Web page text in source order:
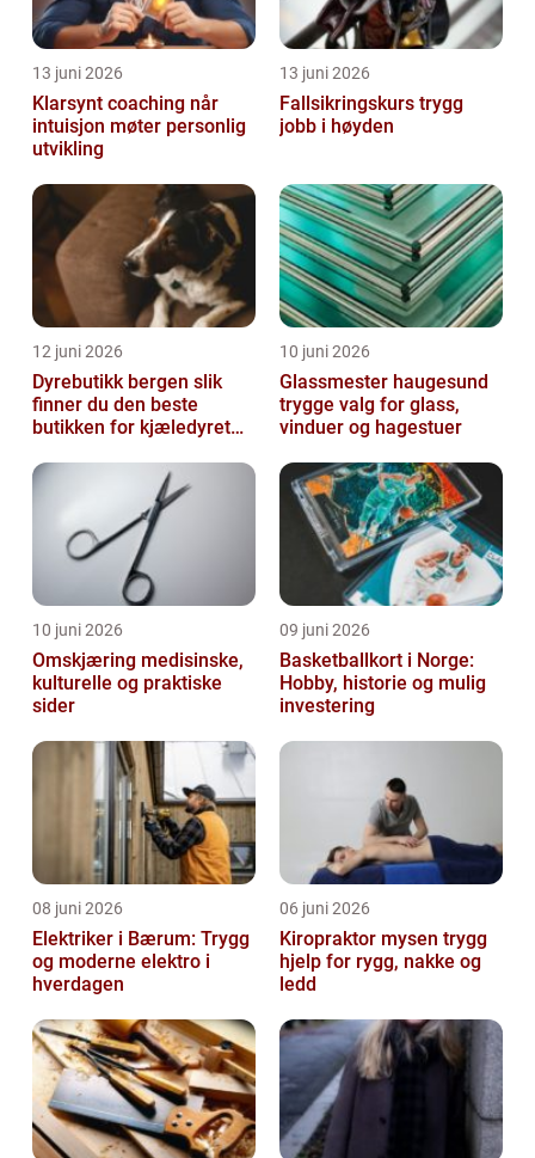
13 juni 2026
Klarsynt coaching når
intuisjon møter personlig
utvikling
13 juni 2026
Fallsikringskurs trygg
jobb i høyden
12 juni 2026
Dyrebutikk bergen slik
finner du den beste
butikken for kjæledyret
10 juni 2026
Glassmester haugesund
trygge valg for glass,
vinduer og hagestuer
10 juni 2026
Omskjæring medisinske,
kulturelle og praktiske
sider
09 juni 2026
Basketballkort i Norge:
Hobby, historie og mulig
investering
08 juni 2026
Elektriker i Bærum: Trygg
og moderne elektro i
hverdagen
06 juni 2026
Kiropraktor mysen trygg
hjelp for rygg, nakke og
ledd